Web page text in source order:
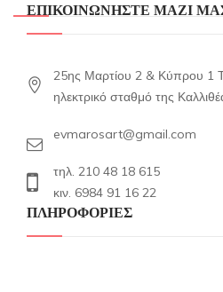
ΕΠΙΚΟΙΝΩΝΗΣΤΕ ΜΑΖΙ
25ης Μαρτίου 2 & Κύπρου 1
ηλεκτρικό σταθμό της
evmarosart@gmail.com
τηλ. 210 48 18 615
κιν. 6984 91 16 22
ΠΛΗΡΟΦΟΡΙΕΣ